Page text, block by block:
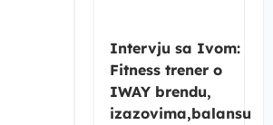
Intervju sa Ivom:
Fitness trener o
IWAY brendu,
izazovima,balansu